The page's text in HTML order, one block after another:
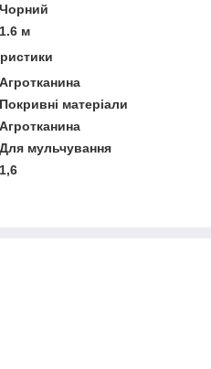
Чорний
1.6 м
Агротканина
Покривні матеріали
Агротканина
Для мульчування
1,6